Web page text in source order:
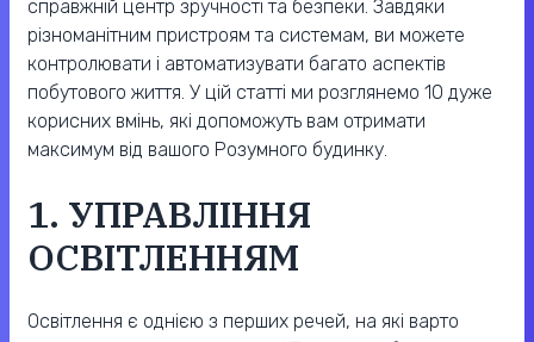
справжній центр зручності та безпеки. Завдяки
різноманітним пристроям та системам, ви можете
контролювати і автоматизувати багато аспектів
побутового життя. У цій статті ми розглянемо 10 дуже
корисних вмінь, які допоможуть вам отримати
максимум від вашого Розумного будинку.
1. УПРАВЛІННЯ
ОСВІТЛЕННЯМ
Освітлення є однією з перших речей, на які варто